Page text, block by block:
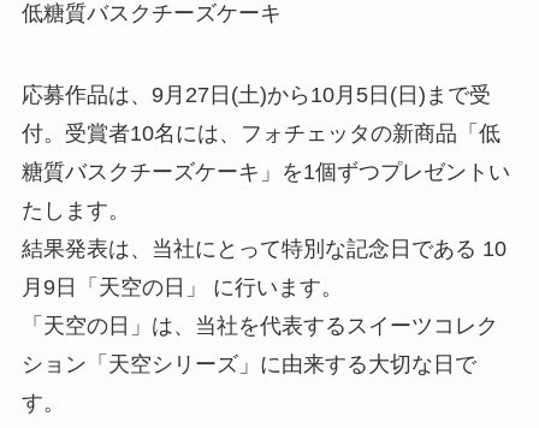
低糖質バスクチーズケーキ
応募作品は、9月27日(土)から10月5日(日)まで受
付。受賞者10名には、フォチェッタの新商品「低
糖質バスクチーズケーキ」を1個ずつプレゼントい
たします。
結果発表は、当社にとって特別な記念日である 10
月9日「天空の日」 に行います。
「天空の日」は、当社を代表するスイーツコレク
ション「天空シリーズ」に由来する大切な日で
す。